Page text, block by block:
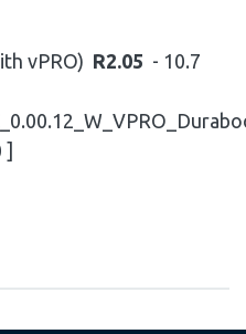
vPRO) R2.05 - 10.7
]